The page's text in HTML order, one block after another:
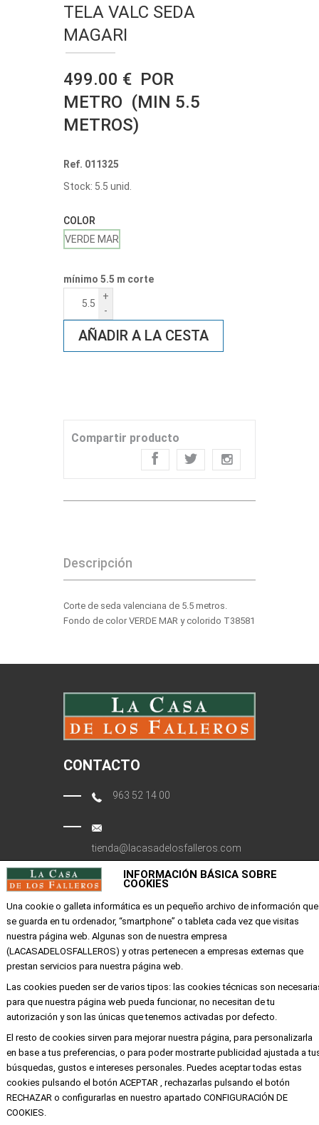
TELA VALC SEDA
MAGARI
499.00 € POR
METRO (MIN 5.5
METROS)
Ref. 011325
Stock: 5.5 unid.
COLOR
VERDE MAR
mínimo 5.5 m corte
+
-
AÑADIR A LA CESTA
Compartir producto
Descripción
Corte de seda valenciana de 5.5 metros.
Fondo de color VERDE MAR y colorido T38581
CONTACTO
963 52 14 00
tienda@lacasadelosfalleros.com
Calle Quevedo 6
EMPRESA
Mi cuenta
Aviso legal
Política de privacidad y cookies
Condiciones de compra
Copyright ©AlbaTodos los derechos
INFORMACIÓN BÁSICA SOBRE
COOKIES
Una cookie o galleta informática es un pequeño archivo de información que
se guarda en tu ordenador, “smartphone” o tableta cada vez que visitas
nuestra página web. Algunas son de nuestra empresa
(LACASADELOSFALLEROS) y otras pertenecen a empresas externas que
prestan servicios para nuestra página web.
Las cookies pueden ser de varios tipos: las cookies técnicas son
para que nuestra página web pueda funcionar, no necesitan de tu
autorización y son las únicas que tenemos activadas por defecto.
El resto de cookies sirven para mejorar nuestra página, para personalizarla
en base a tus preferencias, o para poder mostrarte publicidad ajustada a
búsquedas, gustos e intereses personales. Puedes aceptar todas estas
cookies pulsando el botón ACEPTAR , rechazarlas pulsando el botón
RECHAZAR o configurarlas en nuestro apartado CONFIGURACIÓN DE
COOKIES.